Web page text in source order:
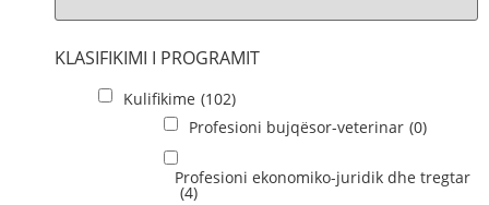
KLASIFIKIMI I PROGRAMIT
Kulifikime (102)
Profesioni bujqësor-veterinar (0)
Profesioni ekonomiko-juridik dhe tregtar
(4)